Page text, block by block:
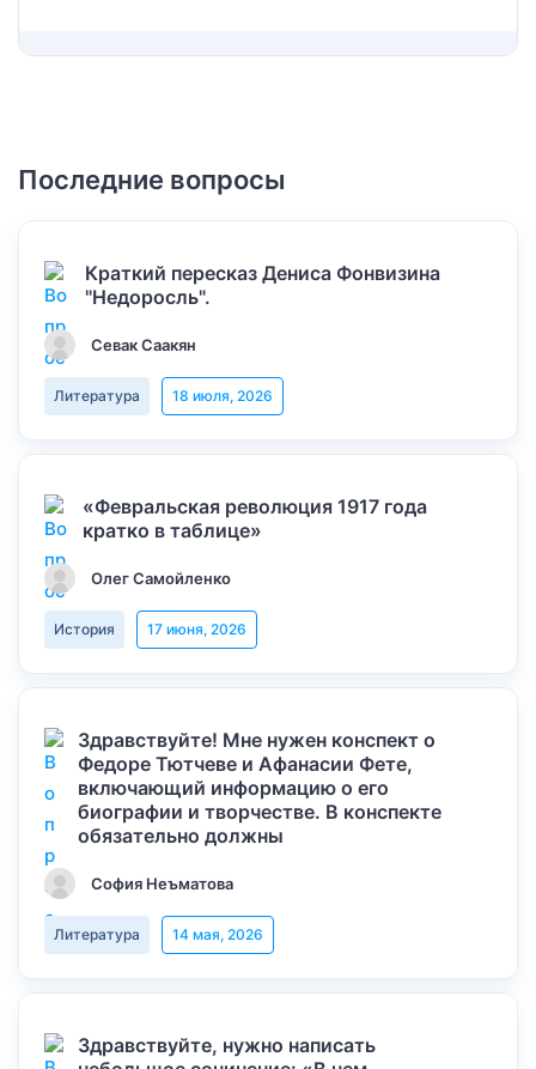
Последние вопросы
Краткий пересказ Дениса Фонвизина
"Недоросль".
Севак Саакян
Литература 18 июля, 2026
«Февральская революция 1917 года
кратко в таблице»
Олег Самойленко
История 17 июня, 2026
Здравствуйте! Мне нужен конспект о
Федоре Тютчеве и Афанасии Фете,
включающий информацию о его
биографии и творчестве. В конспекте
обязательно должны
София Неъматова
Литература 14 мая, 2026
Здравствуйте, нужно написать